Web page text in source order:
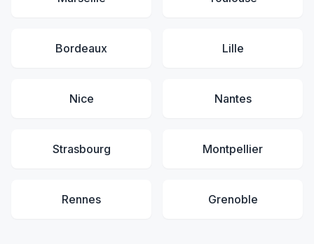
Bordeaux Lille
Nice Nantes
Strasbourg Montpellier
Rennes Grenoble